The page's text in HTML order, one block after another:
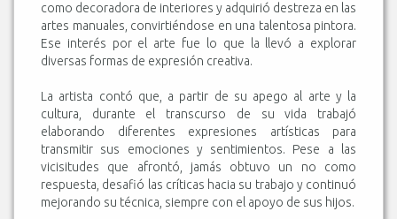
como decoradora de interiores y adquirió destreza en las
artes manuales, convirtiéndose en una talentosa pintora.
Ese interés por el arte fue lo que la llevó a explorar
diversas formas de expresión creativa.
La artista contó que, a partir de su apego al arte y la
cultura, durante el transcurso de su vida trabajó
elaborando diferentes expresiones artísticas para
transmitir sus emociones y sentimientos. Pese a las
vicisitudes que afrontó, jamás obtuvo un no como
respuesta, desafió las críticas hacia su trabajo y continuó
mejorando su técnica, siempre con el apoyo de sus hijos.